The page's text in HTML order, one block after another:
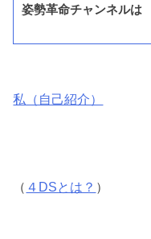
姿勢革命チャンネルは
私（自己紹介）
（ ４DSとは？ ）